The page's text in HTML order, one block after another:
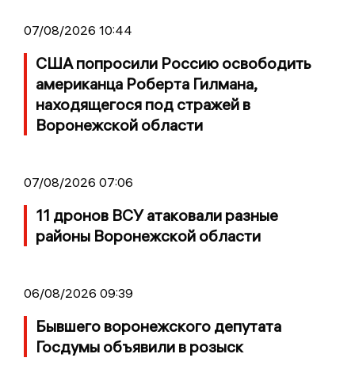
07/08/2026 10:44
США попросили Россию освободить
американца Роберта Гилмана,
находящегося под стражей в
Воронежской области
07/08/2026 07:06
11 дронов ВСУ атаковали разные
районы Воронежской области
06/08/2026 09:39
Бывшего воронежского депутата
Госдумы объявили в розыск